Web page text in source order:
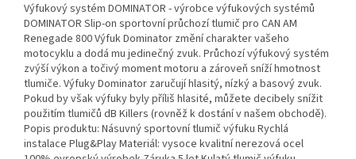
Výfukový systém DOMINATOR - výrobce výfukových systémů
DOMINATOR Slip-on sportovní průchozí tlumič pro CAN AM
Renegade 800 Výfuk Dominator změní charakter vašeho
motocyklu a dodá mu jedinečný zvuk. Průchozí výfukový systém
zvýší výkon a točivý moment motoru a zároveň sníží hmotnost
tlumiče. Výfuky Dominator zaručují hlasitý, nízký a basový zvuk.
Pokud by však výfuky byly příliš hlasité, můžete decibely snížit
použitím tlumičů dB Killers (rovněž k dostání v našem obchodě).
Popis produktu: Násuvný sportovní tlumič výfuku Rychlá
instalace Plug&Play Materiál: vysoce kvalitní nerezová ocel